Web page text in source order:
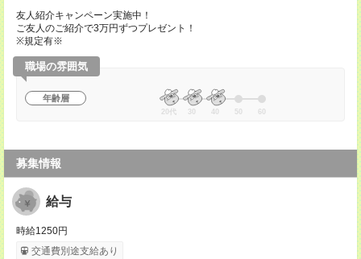
友人紹介キャンペーン実施中！
ご友人のご紹介で3万円ずつプレゼント！
※規定有※
職場の雰囲気
年齢層
20代 30 40 50 60
募集情報
給与
時給1250円
交通費別途支給あり